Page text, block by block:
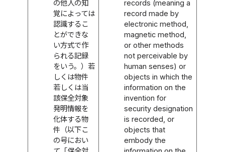
の他人の知
覚によっては
認識するこ
とができな
い方式で作
られる記録
をいう。）若
しくは物件
若しくは当
該保全対象
発明情報を
化体する物
件（以下こ
の号におい
records (meaning a
record made by
electronic method,
magnetic method,
or other methods
not perceivable by
human senses) or
objects in which the
information on the
invention for
security designation
is recorded, or
objects that
embody the